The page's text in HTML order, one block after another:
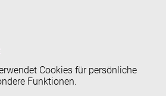
Cookies für persönliche
Funktionen.